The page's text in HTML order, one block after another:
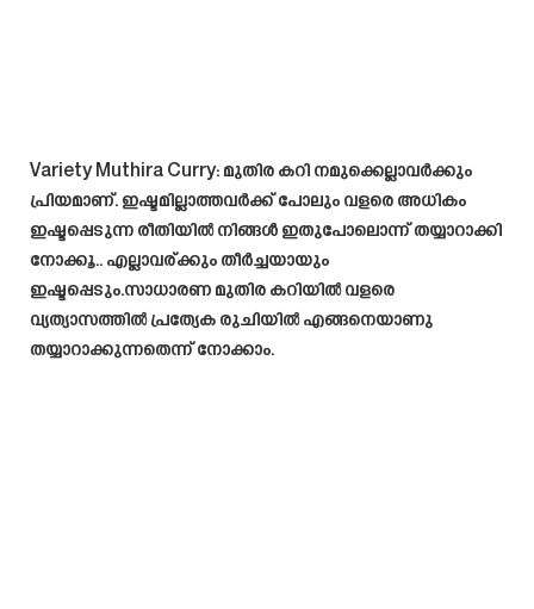
Variety Muthira Curry: മുതിര കറി നമുക്കെല്ലാവർക്കും
പ്രിയമാണ്. ഇഷ്ടമില്ലാത്തവർക്ക് പോലും വളരെ അധികം
ഇഷ്ടപ്പെടുന്ന രീതിയിൽ നിങ്ങൾ ഇതുപോലൊന്ന് തയ്യാറാക്കി
നോക്കൂ.. എല്ലാവര്ക്കും തീർച്ചയായും
ഇഷ്ടപ്പെടും.സാധാരണ മുതിര കറിയിൽ വളരെ
വ്യത്യാസത്തിൽ പ്രത്യേക രുചിയിൽ എങ്ങനെയാണു
തയ്യാറാക്കുന്നതെന്ന് നോക്കാം.